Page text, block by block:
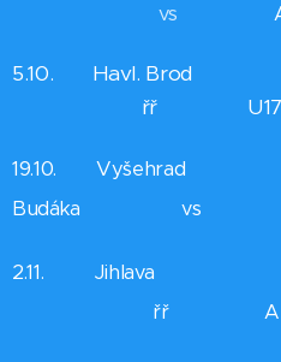
vs
5.10. Havl. Brod
řř U17,
19.10. Vyšehrad
Budáka vs
2.11.
řř A, B,